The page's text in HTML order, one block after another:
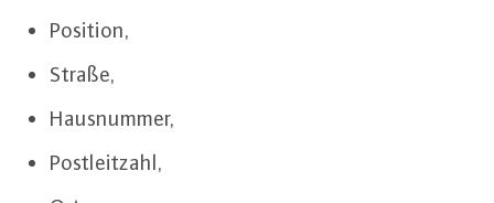
Position,
Straße,
Haus­num­mer,
Post­leit­zahl,